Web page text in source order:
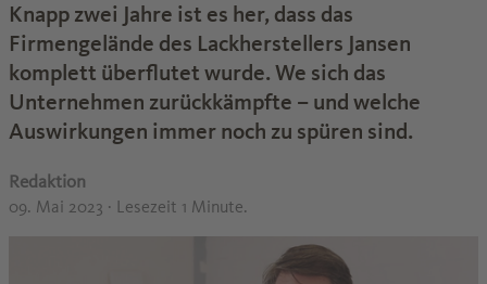
Knapp zwei Jahre ist es her, dass das
Firmengelände des Lackherstellers Jansen
komplett überflutet wurde. We sich das
Unternehmen zurückkämpfte – und welche
Auswirkungen immer noch zu spüren sind.
Redaktion
09. Mai 2023 · Lesezeit 1 Minute.